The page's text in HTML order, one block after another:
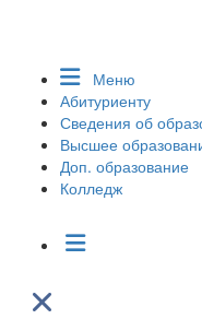
Меню
Абитуриенту
Сведения об
Высшее
Доп. образование
Колледж